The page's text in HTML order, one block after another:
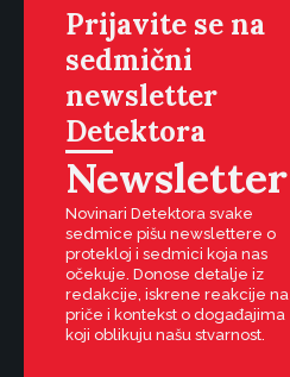
Prijavite se na
sedmični
newsletter
Detektora
Newsletter
Novinari Detektora svake
sedmice pišu newslettere o
protekloj i sedmici koja nas
očekuje. Donose detalje iz
redakcije, iskrene reakcije na
priče i kontekst o događajima
koji oblikuju našu stvarnost.